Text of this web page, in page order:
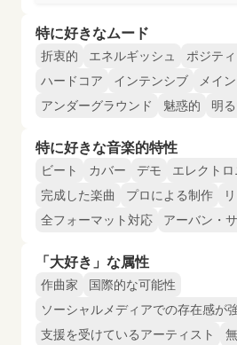
特に好きなムード
折衷的 エネルギッシュ
ポジテ
ハードコア
インテンシブ
メイ
アンダーグラウンド
魅惑的 明
特に好きな音楽的特性
ビート カバー デモ
エレクト
完成した楽曲
プロによる制作
全フォーマット対応
アーバン・
「大好き」な属性
作曲家
国際的な可能性
ソーシャルメディアでの存在感が
支援を受けているアーティスト